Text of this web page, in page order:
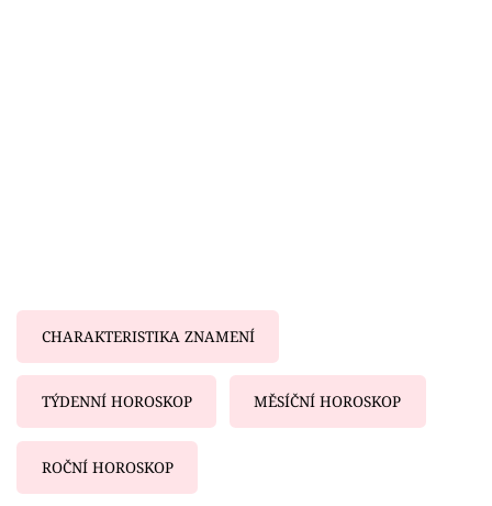
Sledujte nás
CHARAKTERISTIKA ZNAMENÍ
TÝDENNÍ HOROSKOP MĚSÍČNÍ HOROSKOP
ROČNÍ HOROSKOP